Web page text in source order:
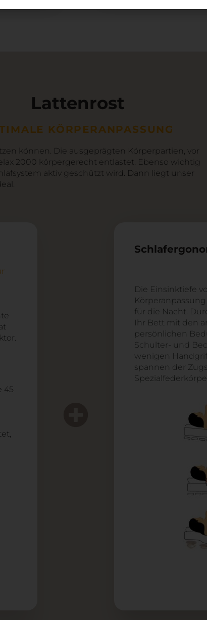
Lattenrost
KÖRPERANPASSUNG
können. Die ausgeprägten Körperpartien, vor
2000 körpergerecht entlastet. Ebenso wichtig
aktiv geschützt wird. Dann liegt unser
45
Die Einsinktiefe
für die Nacht.
Ihr Bett mit den
persönlichen
Schulter- und
wenigen
spannen der